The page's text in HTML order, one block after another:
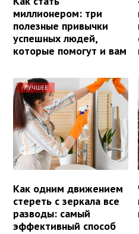
миллионером: три
полезные привычки
успешных людей,
которые помогут и вам
ЛУЧШЕЕ
Как одним движением
стереть с зеркала все
разводы: самый
эффективный способ